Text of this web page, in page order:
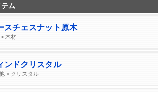
ム
スチェスナット原木
木材
ンドクリスタル
> クリスタル